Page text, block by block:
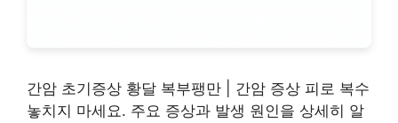
간암 초기증상 황달 복부팽만 | 간암 증상 피로 복수
놓치지 마세요. 주요 증상과 발생 원인을 상세히 알